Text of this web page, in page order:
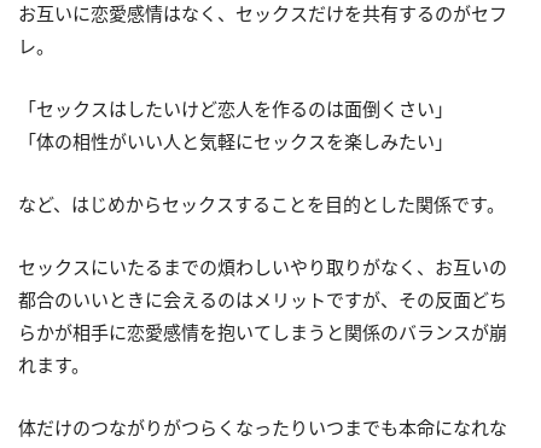
お互いに恋愛感情はなく、セックスだけを共有するのがセフ
レ。
「セックスはしたいけど恋人を作るのは面倒くさい」
「体の相性がいい人と気軽にセックスを楽しみたい」
など、はじめからセックスすることを目的とした関係です。
セックスにいたるまでの煩わしいやり取りがなく、お互いの
都合のいいときに会えるのはメリットですが、その反面どち
らかが相手に恋愛感情を抱いてしまうと関係のバランスが崩
れます。
体だけのつながりがつらくなったりいつまでも本命になれな